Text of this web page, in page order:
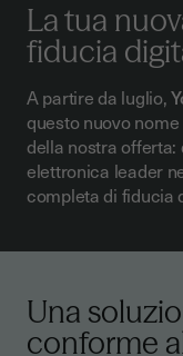
La tua
fiducia
A partire da luglio,
questo nuovo
della nostra
elettronica leader
completa di fiducia
Una
conforme